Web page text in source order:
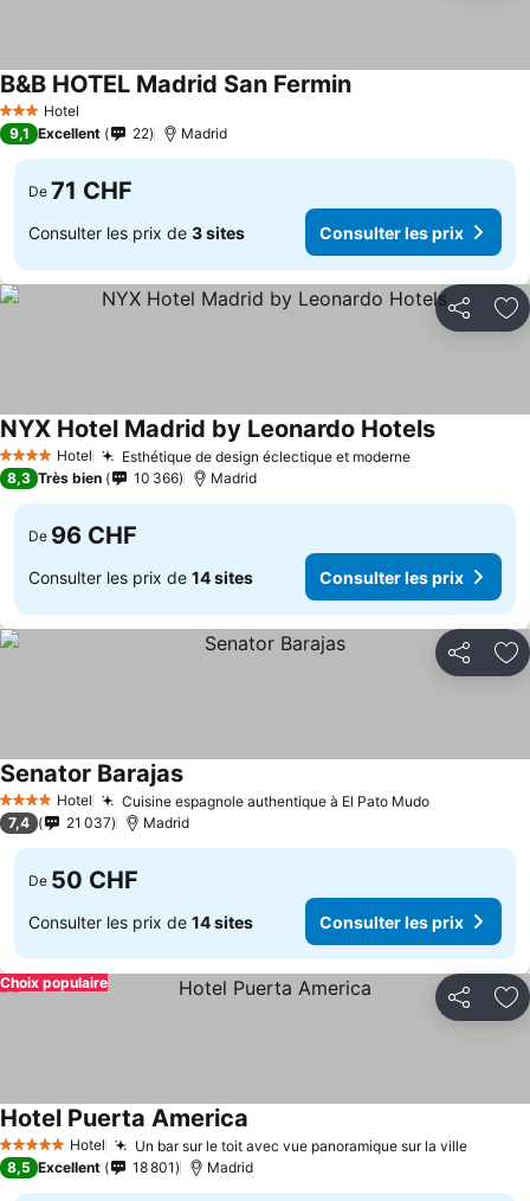
3 ÉtoilesHotel
B&B HOTEL Madrid San FerminConsulter les prix
9,1 Excellent 22 Madrid
De 71 CHF
Consulter les prix de 3 sites Consulter les prix
Partager
4 Étoiles Hotel Esthétique de design éclectique et moderneConsulter
NYX Hotel Madrid by Leonardo HotelsConsulter
8,3 Très bien 10 366 Madrid
De 96 CHF
Consulter les prix de 14 sites Consulter les prix
Partager
4 Étoiles Hotel Cuisine espagnole authentique à El Pato MudoConsulter
Senator BarajasConsulter les prix
7,4 21 037 Madrid
De 50 CHF
Consulter les prix de 14 sites Consulter les prix
Partager
Choix populaire
5 Étoiles Hotel Un bar sur le toit avec vue panoramique sur la ville
Hotel Puerta America
8,5 Excellent 18 801 Madrid